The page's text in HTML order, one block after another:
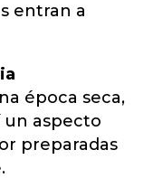
entran a
época seca,
un aspecto
preparadas